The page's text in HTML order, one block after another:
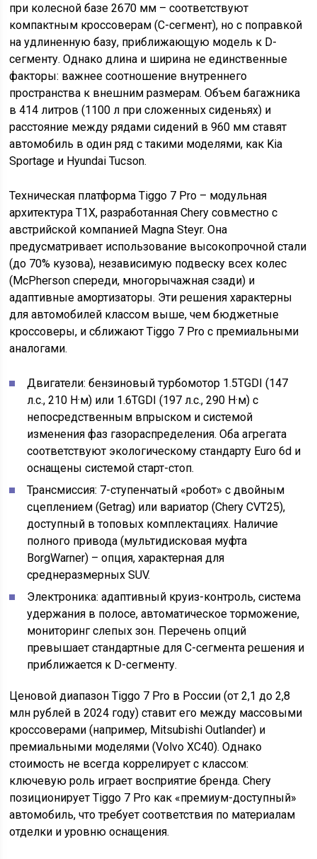
при колесной базе 2670 мм – соответствуют
компактным кроссоверам (C-сегмент), но с поправкой
на удлиненную базу, приближающую модель к D-
сегменту. Однако длина и ширина не единственные
факторы: важнее соотношение внутреннего
пространства к внешним размерам. Объем багажника
в 414 литров (1100 л при сложенных сиденьях) и
расстояние между рядами сидений в 960 мм ставят
автомобиль в один ряд с такими моделями, как Kia
Sportage и Hyundai Tucson.
Техническая платформа Tiggo 7 Pro – модульная
архитектура T1X, разработанная Chery совместно с
австрийской компанией Magna Steyr. Она
предусматривает использование высокопрочной стали
(до 70% кузова), независимую подвеску всех колес
(McPherson спереди, многорычажная сзади) и
адаптивные амортизаторы. Эти решения характерны
для автомобилей классом выше, чем бюджетные
кроссоверы, и сближают Tiggo 7 Pro с премиальными
аналогами.
Двигатели: бензиновый турбомотор 1.5TGDI (147
л.с., 210 Н·м) или 1.6TGDI (197 л.с., 290 Н·м) с
непосредственным впрыском и системой
изменения фаз газораспределения. Оба агрегата
соответствуют экологическому стандарту Euro 6d и
оснащены системой старт-стоп.
Трансмиссия: 7-ступенчатый «робот» с двойным
сцеплением (Getrag) или вариатор (Chery CVT25),
доступный в топовых комплектациях. Наличие
полного привода (мультидисковая муфта
BorgWarner) – опция, характерная для
среднеразмерных SUV.
Электроника: адаптивный круиз-контроль, система
удержания в полосе, автоматическое торможение,
мониторинг слепых зон. Перечень опций
превышает стандартные для C-сегмента решения и
приближается к D-сегменту.
Ценовой диапазон Tiggo 7 Pro в России (от 2,1 до 2,8
млн рублей в 2024 году) ставит его между массовыми
кроссоверами (например, Mitsubishi Outlander) и
премиальными моделями (Volvo XC40). Однако
стоимость не всегда коррелирует с классом:
ключевую роль играет восприятие бренда. Chery
позиционирует Tiggo 7 Pro как «премиум-доступный»
автомобиль, что требует соответствия по материалам
отделки и уровню оснащения.